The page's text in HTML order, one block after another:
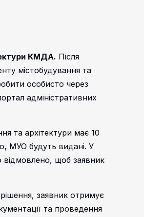
КМДА. Після
містобудування та
особисто через
адміністративних
та архітектури має 10
МУО будуть видані. У
відмовлено, щоб заявник
заявник отримує
та проведення